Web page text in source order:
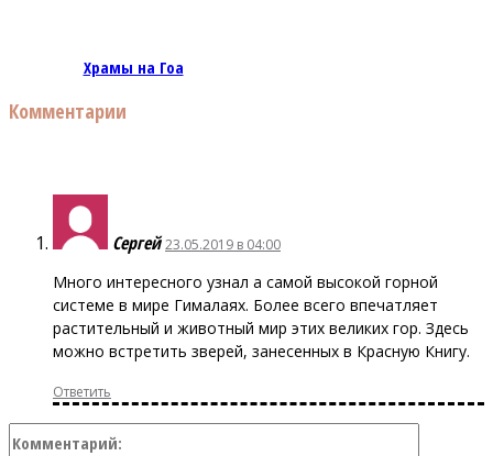
Храмы на Гоа
Комментарии
Сергей 23.05.2019 в 04:00
Много интересного узнал а самой высокой горной
системе в мире Гималаях. Более всего впечатляет
растительный и животный мир этих великих гор. Здесь
можно встретить зверей, занесенных в Красную Книгу.
Ответить